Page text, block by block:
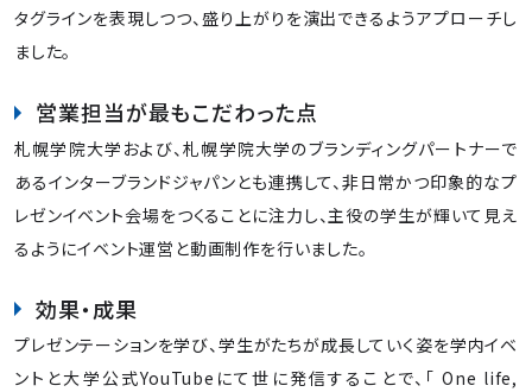
タグラインを表現しつつ、盛り上がりを演出できるようアプローチし
ました。
営業担当が最もこだわった点
札幌学院大学および、札幌学院大学のブランディングパートナーで
あるインターブランドジャパンとも連携して、非日常かつ印象的なプ
レゼンイベント会場をつくることに注力し、主役の学生が輝いて見え
るようにイベント運営と動画制作を行いました。
効果・成果
プレゼンテーションを学び、学生がたちが成長していく姿を学内イベ
ントと大学公式YouTubeにて世に発信することで、「 One life,